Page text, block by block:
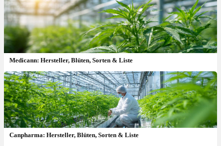
Medicann: Hersteller, Blüten, Sorten & Liste
Canpharma: Hersteller, Blüten, Sorten & Liste
Cansativa: Hersteller, Blüten, Sorten & Liste